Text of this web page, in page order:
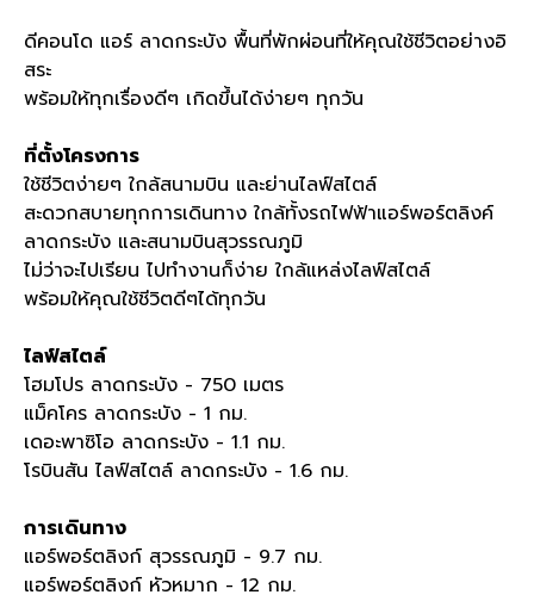
ดีคอนโด แอร์ ลาดกระบัง พื้นที่พักผ่อนที่ให้คุณใช้ชีวิตอย่างอิ
สระ
พร้อมให้ทุกเรื่องดีๆ เกิดขึ้นได้ง่ายๆ ทุกวัน
ที่ตั้งโครงการ
ใช้ชีวิตง่ายๆ ใกล้สนามบิน และย่านไลฟ์สไตล์
สะดวกสบายทุกการเดินทาง ใกล้ทั้งรถไฟฟ้าแอร์พอร์ตลิงค์
ลาดกระบัง และสนามบินสุวรรณภูมิ
ไม่ว่าจะไปเรียน ไปทำงานก็ง่าย ใกล้แหล่งไลฟ์สไตล์
พร้อมให้คุณใช้ชีวิตดีๆได้ทุกวัน
ไลฟ์สไตล์
โฮมโปร ลาดกระบัง - 750 เมตร
แม็คโคร ลาดกระบัง - 1 กม.
เดอะพาซิโอ ลาดกระบัง - 1.1 กม.
โรบินสัน ไลฟ์สไตล์ ลาดกระบัง - 1.6 กม.
การเดินทาง
แอร์พอร์ตลิงก์ สุวรรณภูมิ - 9.7 กม.
แอร์พอร์ตลิงก์ หัวหมาก - 12 กม.